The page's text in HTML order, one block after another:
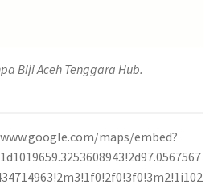
Biji Aceh Tenggara Hub.
maps/embed?